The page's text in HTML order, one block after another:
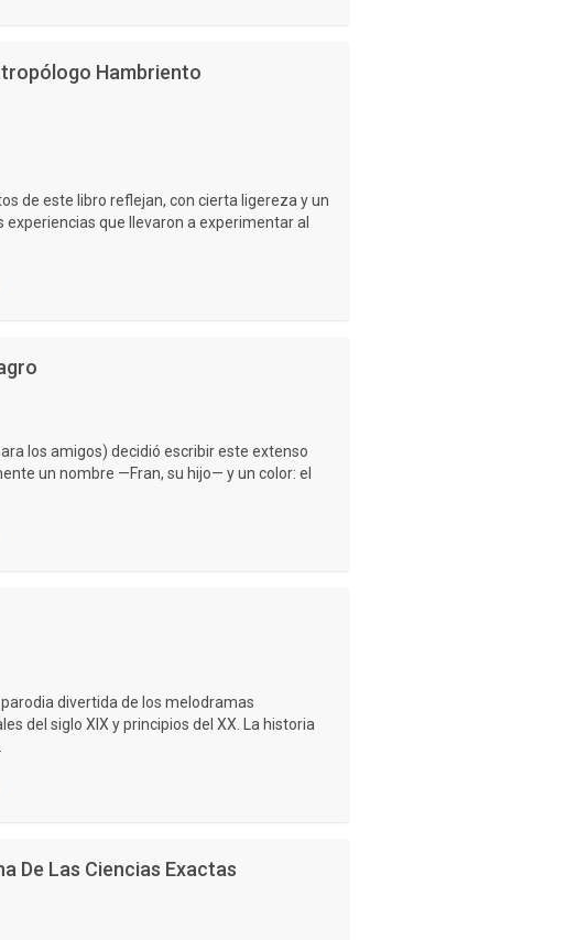
Hambriento
de este libro reflejan, con cierta ligereza y un
experiencias que llevaron a experimentar al
los amigos) decidió escribir este extenso
un nombre —Fran, su hijo— y un color: el
divertida de los melodramas
del siglo XIX y principios del XX. La historia
De Las Ciencias Exactas